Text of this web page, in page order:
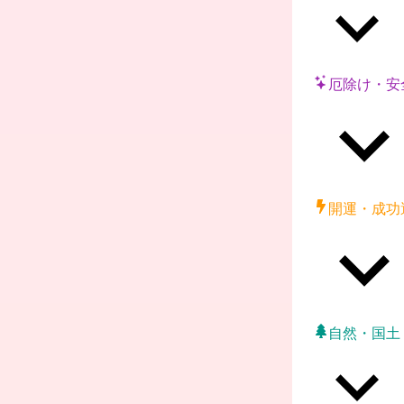
厄除け・安
開運・成功
自然・国土